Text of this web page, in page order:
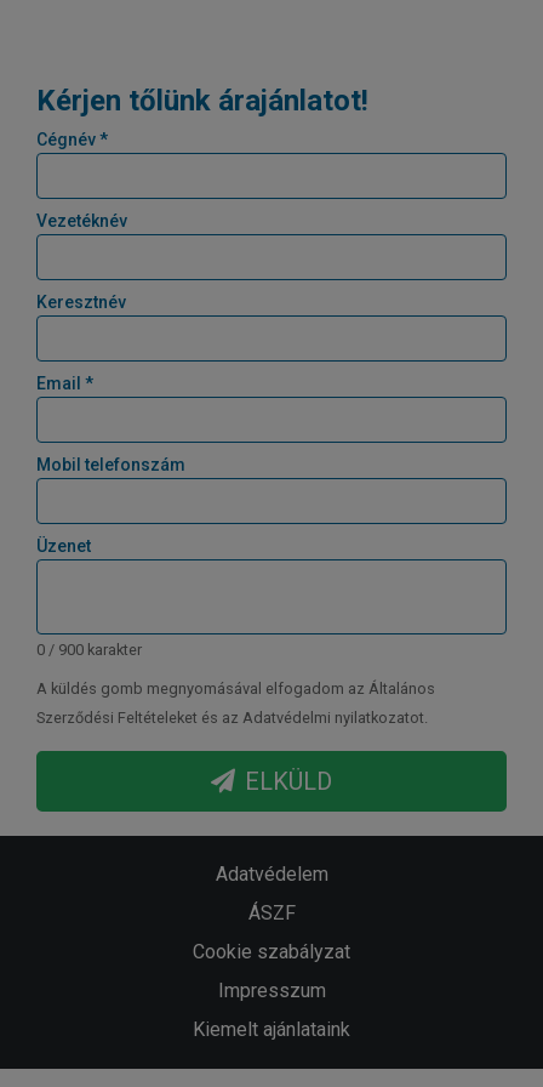
Kérjen tőlünk árajánlatot!
Cégnév *
Vezetéknév
Keresztnév
Email *
Mobil telefonszám
Üzenet
0 / 900 karakter
A küldés gomb megnyomásával elfogadom az Általános
Szerződési Feltételeket és az Adatvédelmi nyilatkozatot.
ELKÜLD
Adatvédelem
ÁSZF
Cookie szabályzat
Impresszum
Kiemelt ajánlataink